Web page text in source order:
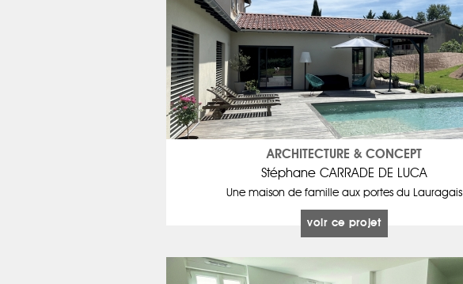
ARCHITECTURE & CONCEPT
Stéphane CARRADE DE LUCA
Une maison de famille aux portes du Lauragais
voir ce projet